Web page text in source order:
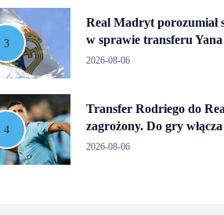
Real Madryt porozumiał
w sprawie transferu
2026-08-06
Transfer Rodriego do
zagrożony. Do gry
2026-08-06